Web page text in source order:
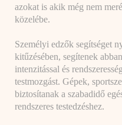
azokat is akik még nem
közelébe.
Személyi edzők segítséget
kitűzésében, segítenek
intenzitással és
testmozgást. Gépek,
biztosítanak a szabadidő
rendszeres testedzéshez.